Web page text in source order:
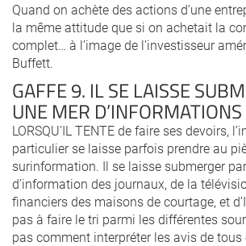
Quand on achète des actions d’une
la même attitude que si on achetait la
complet… à l’image de l’investisseur
Buffett.
GAFFE 9. IL SE LAISSE
UNE MER D’INFORMATIONS
LORSQU’IL TENTE de faire ses devoirs,
particulier se laisse parfois prendre au
surinformation. Il se laisse submerger
d’information des journaux, de la
financiers des maisons de courtage, et
pas à faire le tri parmi les différentes
pas comment interpréter les avis de tous